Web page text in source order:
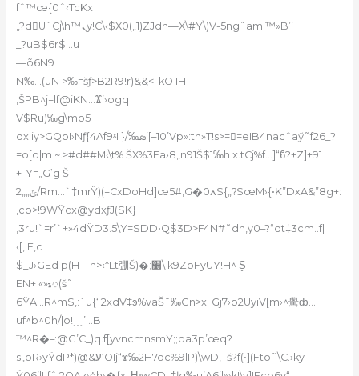
fˆ™œ{0ˆ‹TcKx
„?d񶰹U`Cj\h™ܢy!C\‹$X0(„1)ZJdn—X\#Y\)V-5ng˜am:™»B’’
_?uB$6r$…u
—ȭ6N9
N‰…(uN >‰=šƒ>B2R9!r)&&<–kO IH
‚ŠPB^j=lf@iKN…Ϫ’›ogq
V$Ru)‰g\mo5
dx;iy>GQpI›Nƒ{4Af9ˣI }/‰ܣi[–10’Vp»:tn»T!s>==eIB4nacˆaӳ˜f26_?
=o[o|m ~.>#d##M‹\t% ŠX%3Fa›8„n91Š$1‰h x.tCj%f…]“ϐ?+Z]+91
+-Y=„Gʽg Š
2„„ݶ/Rm…`‡mrŸ)(=CxDoНd]œ5#‚G�0ߍ${„?$œM›{•K”DxA&”8g+:
‚cb>!9WŸcx@ydxƒJ(SK}
‚3ru!`=r’`+»4dŸD3.5\Y=SDD•Q$3D>F4N#˜dn‚y0–?“qt‡3cm..f|
‹[,.E‚c
$_J›GEd p(H—n>‹*Lt弸Š)�;׸\ k9ZbFyUY!H^ S̝
EN+ «»ᮦ(š˜
6ŸA…R^m$‚:`u{‘ 2xdV‡ͽ%vaŠ˜‰Gn>x_Gj7›p2UyiV[m›^䮸ȸ…
uf^b^0h/|o!﹍’…B
™^R�–:@G’C_)q.f[yvncmnsmŸ;;da3p’œq?
s„oR›yŸdP*)@&ע‘OIj“ϫ‰2H7oc%9lP)\wD‚Tš?f(•](Fto˜\C.›ky